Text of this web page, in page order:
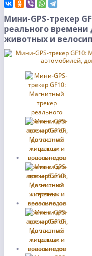
Мини-GPS-трекер
реального
животных и